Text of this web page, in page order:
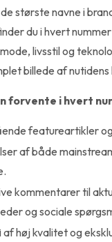
største navne i
du i hvert
livsstil og
billede af nutidens
forvente i hvert
featureartikler
af både
kommentarer til
og sociale
høj kvalitet og